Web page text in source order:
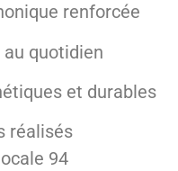
renforcée
quotidien
et durables
réalisés
94